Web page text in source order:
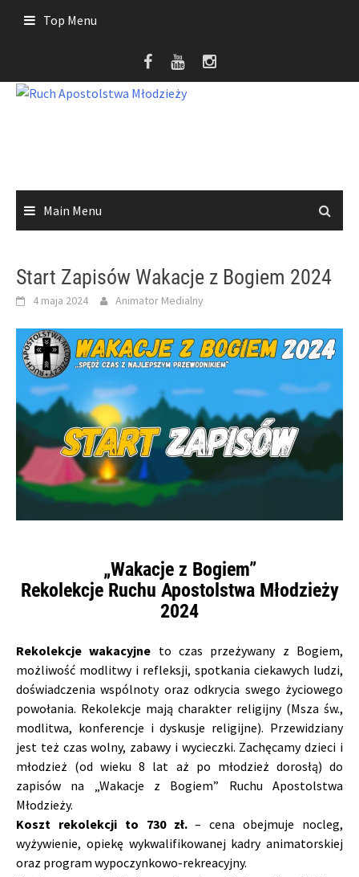
Top Menu
Main Menu
Start Zapisów Wakacje z Bogiem 2024
4 maja 2024 Animator Medialny
„Wakacje z Bogiem”
Rekolekcje Ruchu Apostolstwa Młodzieży
2024
Rekolekcje wakacyjne to czas przeżywany z Bogiem,
możliwość modlitwy i refleksji, spotkania ciekawych ludzi,
doświadczenia wspólnoty oraz odkrycia swego życiowego
powołania. Rekolekcje mają charakter religijny (Msza św.,
modlitwa, konferencje i dyskusje religijne). Przewidziany
jest też czas wolny, zabawy i wycieczki. Zachęcamy dzieci i
młodzież (od wieku 8 lat aż po młodzież dorosłą) do
zapisów na „Wakacje z Bogiem” Ruchu Apostolstwa
Młodzieży.
Koszt rekolekcji to 730 zł.– cena obejmuje nocleg,
wyżywienie, opiekę wykwalifikowanej kadry animatorskiej
oraz program wypoczynkowo-rekreacyjny.